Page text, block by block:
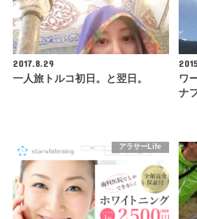
2017.8.29
一人旅トルコ初日。と翌日。
ワ
ナ
アラサーLife